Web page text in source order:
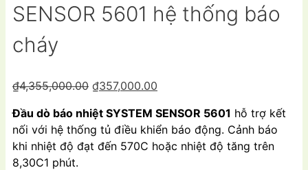
SENSOR 5601 hệ thống báo
cháy
₫4,355,000.00 Giá
là:
₫4,355,000.00.
₫357,000.00
tại
là:
₫357,000.00.
Đầu dò báo nhiệt SYSTEM SENSOR 5601 hỗ trợ kết
nối với hệ thống tủ điều khiển báo động. Cảnh báo
khi nhiệt độ đạt đến 570C hoặc nhiệt độ tăng trên
8,30C1 phút.